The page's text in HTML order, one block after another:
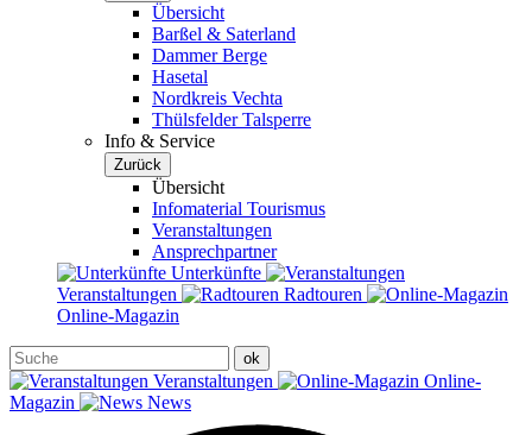
Übersicht
Barßel & Saterland
Dammer Berge
Hasetal
Nordkreis Vechta
Thülsfelder Talsperre
Info & Service
Zurück
Übersicht
Infomaterial Tourismus
Veranstaltungen
Ansprechpartner
Unterkünfte
Veranstaltungen
Radtouren
Online-Magazin
Veranstaltungen
Online-
Magazin
News